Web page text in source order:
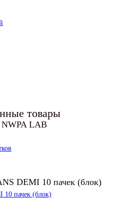
товары
10 пачек (блок)